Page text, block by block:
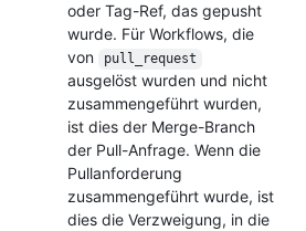
oder Tag-Ref, das gepusht
wurde. Für Workflows, die
von
pull_request
ausgelöst wurden und nicht
zusammengeführt wurden,
ist dies der Merge-Branch
der Pull-Anfrage. Wenn die
Pullanforderung
zusammengeführt wurde, ist
dies die Verzweigung, in die